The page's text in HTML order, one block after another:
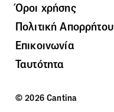
Όροι χρήσης
Πολιτική Απορρήτου
Επικοινωνία
Ταυτότητα
© 2026 Cantina